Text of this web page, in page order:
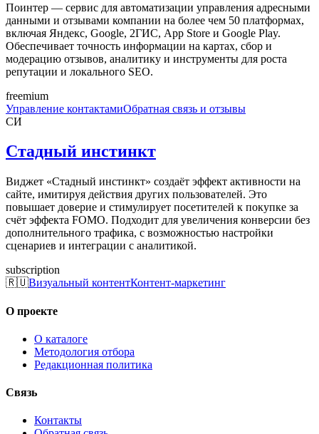
Поинтер — сервис для автоматизации управления адресными
данными и отзывами компании на более чем 50 платформах,
включая Яндекс, Google, 2ГИС, App Store и Google Play.
Обеспечивает точность информации на картах, сбор и
модерацию отзывов, аналитику и инструменты для роста
репутации и локального SEO.
freemium
Управление контактамиОбратная связь и отзывы
СИ
Стадный инстинкт
Виджет «Стадный инстинкт» создаёт эффект активности на
сайте, имитируя действия других пользователей. Это
повышает доверие и стимулирует посетителей к покупке за
счёт эффекта FOMO. Подходит для увеличения конверсии без
дополнительного трафика, с возможностью настройки
сценариев и интеграции с аналитикой.
subscription
🇷🇺Визуальный контентКонтент-маркетинг
О проекте
О каталоге
Методология отбора
Редакционная политика
Связь
Контакты